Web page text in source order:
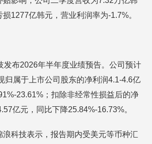
1277亿韩元，营业利润率为-1.7%。
发布2026年半年度业绩预告。公司预计
归属于上市公司股东的净利润4.1-4.6亿
23.61%；扣除非经常性损益后的净
亿元，同比下降25.84%-16.73%。
浪科技表示，报告期内受美元等币种汇